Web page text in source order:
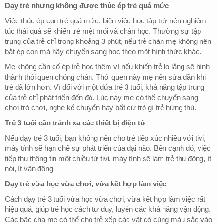
Dạy trẻ nhưng không được thúc ép trẻ quá mức
Việc thúc ép con trẻ quá mức, biến việc học tập trở nên nghiêm
túc thái quá sẽ khiến trẻ mệt mỏi và chán học. Thường sự tập
trung của trẻ chỉ trong khoảng 3 phút, nếu trẻ chán mẹ không nên
bắt ép con mà hãy chuyển sang học theo một hình thức khác.
Mẹ không cần cố ép trẻ học thêm vì nếu khiến trẻ lo lắng sẽ hình
thành thói quen chóng chán. Thói quen này mẹ nên sửa dần khi
trẻ đã lớn hơn. Vì đối với một đứa trẻ 3 tuổi, khả năng tập trung
của trẻ chỉ phát triển đến đó. Lúc này mẹ có thể chuyển sang
chơi trò chơi, nghe kể chuyển hay bất cứ trò gì trẻ hứng thú.
Trẻ 3 tuổi cần tránh xa các thiết bị điện tử
Nếu dạy trẻ 3 tuổi, bạn không nên cho trẻ tiếp xúc nhiều với tivi,
máy tính sẽ hạn chế sự phát triển của đại não. Bên cạnh đó, việc
tiếp thu thông tin một chiều từ tivi, máy tính sẽ làm trẻ thụ động, ít
nói, ít vận động.
Dạy trẻ vừa học vừa chơi, vừa kết hợp làm việc
Cách dạy trẻ 3 tuổi vừa học vừa chơi, vừa kết hợp làm việc rất
hiệu quả, giúp trẻ học cách tư duy, luyện các khả năng vận động.
Các bậc cha mẹ có thể cho trẻ xếp các vật có cùng màu sắc vào